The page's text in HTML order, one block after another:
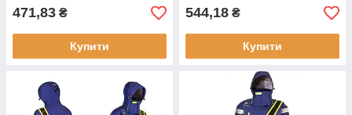
471,83 ₴
Купити
544,18 ₴
Купити